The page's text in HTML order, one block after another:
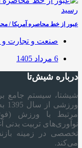
عبور از خط محاصره آمریکا /
صنعت و تجارت
6 مرداد 1405
درباره شیش‌تا
شیشتا، سیستم جامع
مرتبط با ورزش
نوآوری‌های تربیت بدنی
تخصصی در زمینه
می‌کند.